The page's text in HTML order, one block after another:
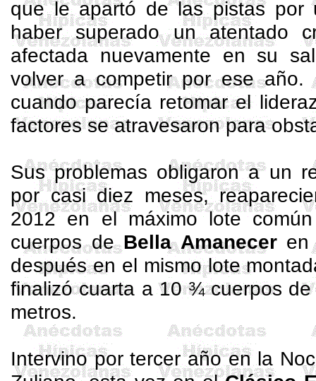
que le apartó de las pistas por
haber superado un atentado
afectada nuevamente en su
volver a competir por ese año.
cuando parecía retomar el
factores se atravesaron para
Sus problemas obligaron a un
por casi diez meses,
2012 en el máximo lote
cuerpos deBella Amaneceren
después en el mismo lote
finalizó cuarta a 10 ¾ cuerpos
metros.
Intervino por tercer año en la